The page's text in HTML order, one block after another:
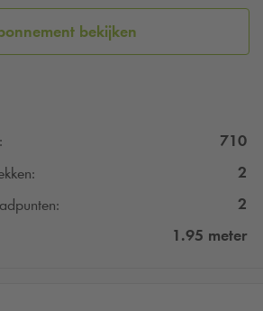
bekijken
710
2
2
1.95 meter